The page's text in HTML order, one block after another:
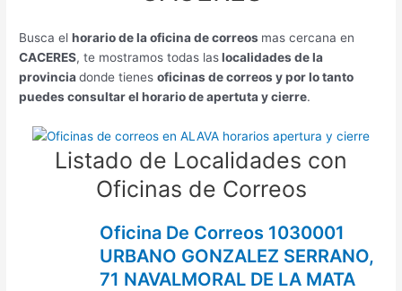
Busca elhorario de la oficina de correos mas cercana en
CACERES, te mostramos todas laslocalidades de la
provinciadonde tienesoficinas de correos y por lo tanto
puedes consultar el horario de apertuta y cierre.
Listado de Localidades con
Oficinas de Correos
Oficina De Correos 1030001
URBANO GONZALEZ SERRANO,
71 NAVALMORAL DE LA MATA